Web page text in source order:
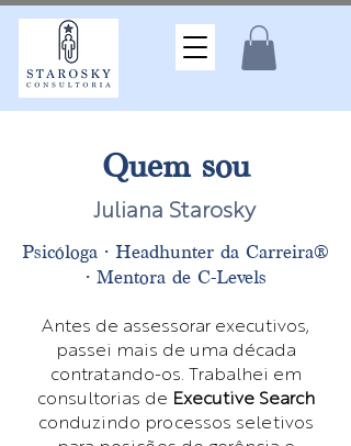
Quem sou
Juliana Starosky
​Psicóloga · Headhunter da Carreira®
· Mentora de C-Levels
Antes de assessorar executivos,
passei mais de uma década
contratando-os. Trabalhei em
consultorias de Executive Search
conduzindo processos seletivos